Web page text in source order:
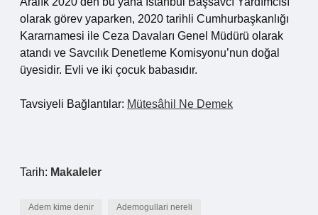
olarak görev yaparken, 2020 tarihli Cumhurbaşkanlığı
Kararnamesi ile Ceza Davaları Genel Müdürü olarak
atandı ve Savcılık Denetleme Komisyonu’nun doğal
üyesidir. Evli ve iki çocuk babasıdır.
Tavsiyeli Bağlantılar: Mütesâhil Ne Demek
Tarih: Makaleler
Adem kime denir Ademogullari nereli